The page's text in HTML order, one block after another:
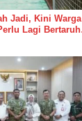
Jadi, Kini Warga
Lagi Bertaruh